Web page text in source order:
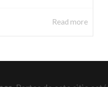
Read more